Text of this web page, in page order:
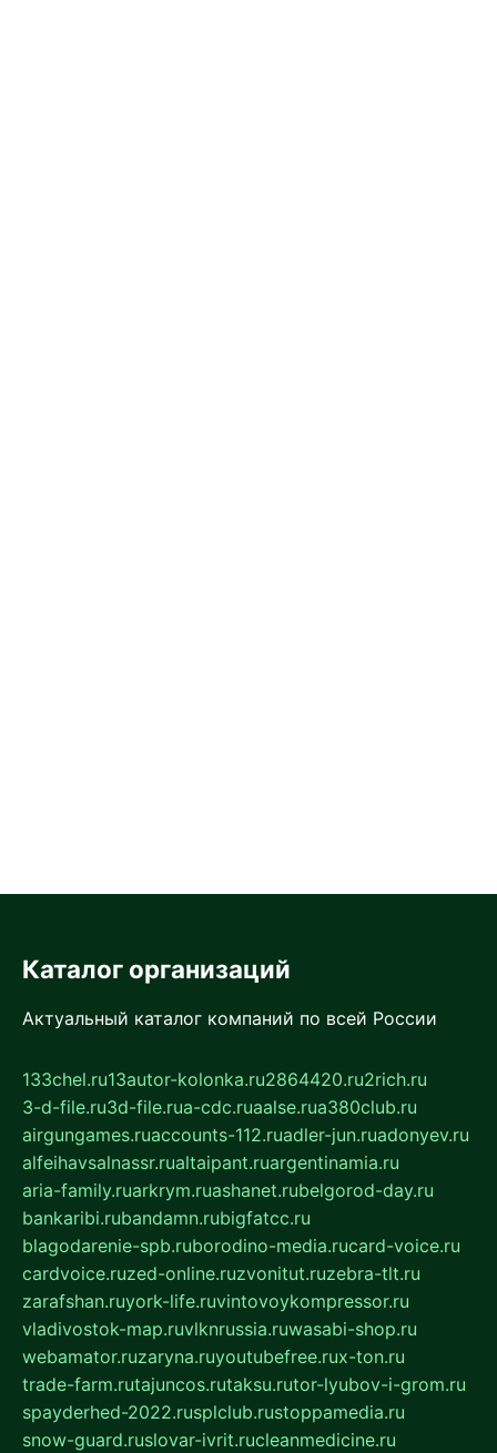
Каталог организаций
Актуальный каталог компаний по всей России
133chel.ru13autor-kolonka.ru2864420.ru2rich.ru
3-d-file.ru3d-file.rua-cdc.ruaalse.rua380club.ru
airgungames.ruaccounts-112.ruadler-jun.ruadonyev.ru
alfeihavsalnassr.rualtaipant.ruargentinamia.ru
aria-family.ruarkrym.ruashanet.rubelgorod-day.ru
bankaribi.rubandamn.rubigfatcc.ru
blagodarenie-spb.ruborodino-media.rucard-voice.ru
cardvoice.ruzed-online.ruzvonitut.ruzebra-tlt.ru
zarafshan.ruyork-life.ruvintovoykompressor.ru
vladivostok-map.ruvlknrussia.ruwasabi-shop.ru
webamator.ruzaryna.ruyoutubefree.rux-ton.ru
trade-farm.rutajuncos.rutaksu.rutor-lyubov-i-grom.ru
spayderhed-2022.rusplclub.rustoppamedia.ru
snow-guard.ruslovar-ivrit.rucleanmedicine.ru